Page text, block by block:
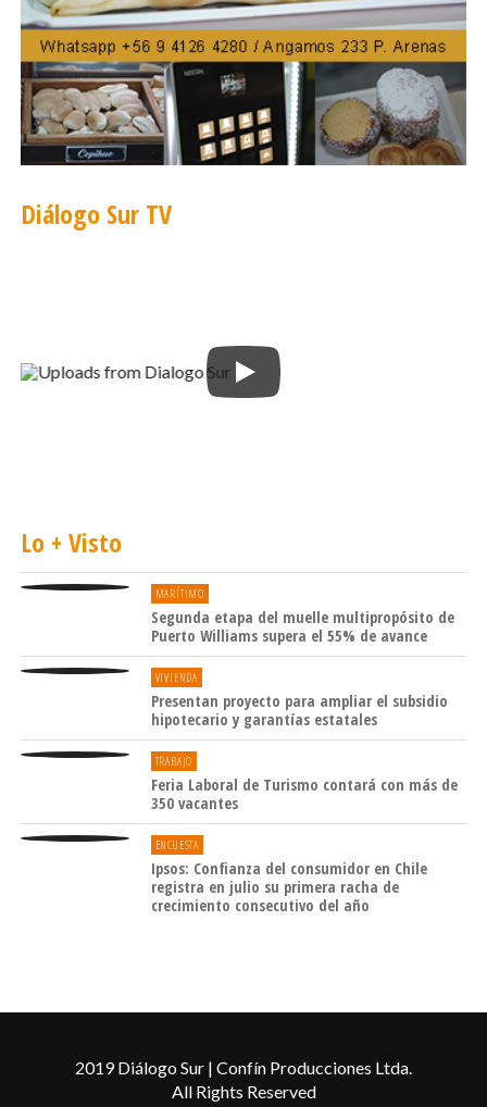
Diálogo Sur TV
Lo + Visto
MARÍTIMO
Segunda etapa del muelle multipropósito de
Puerto Williams supera el 55% de avance
VIVIENDA
Presentan proyecto para ampliar el subsidio
hipotecario y garantías estatales
TRABAJO
Feria Laboral de Turismo contará con más de
350 vacantes
ENCUESTA
Ipsos: Confianza del consumidor en Chile
registra en julio su primera racha de
crecimiento consecutivo del año
2019 Diálogo Sur | Confín Producciones Ltda.
All Rights Reserved